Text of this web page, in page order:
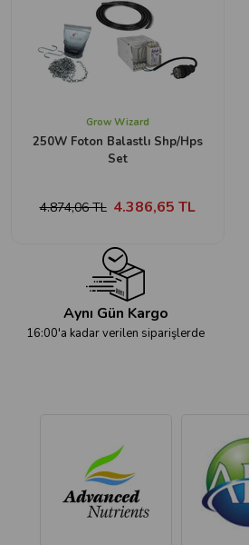
Grow Wizard
250W Foton Balastlı Shp/Hps
Set
4.386,65 TL
4.874,06 TL
Aynı Gün Kargo
16:00'a kadar verilen siparişlerde